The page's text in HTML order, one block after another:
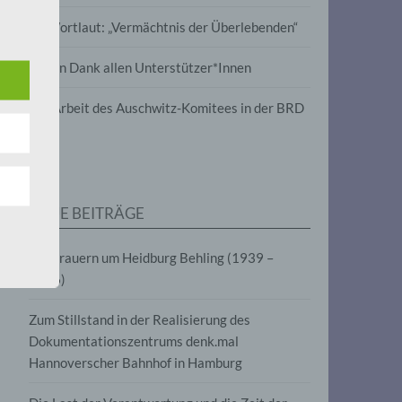
Im Wortlaut: „Vermächtnis der Überlebenden“
Vielen Dank allen Unterstützer*Innen
Zur Arbeit des Auschwitz-Komitees in der BRD
NEUE BEITRÄGE
Wir trauern um Heidburg Behling (1939 –
2026)
Zum Stillstand in der Realisierung des
Dokumentationszentrums denk.mal
Hannoverscher Bahnhof in Hamburg